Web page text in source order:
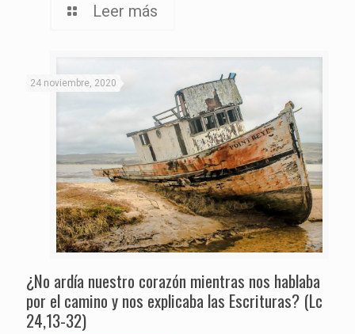
Leer más
24 noviembre, 2020
¿No ardía nuestro corazón mientras nos hablaba
por el camino y nos explicaba las Escrituras? (Lc
24,13-32)